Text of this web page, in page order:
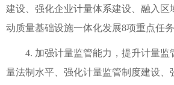
建设、强化企业计量体系建设、融入区
动质量基础设施一体化发展8项重点任务
4. 加强计量监管能力，提升计量监
量法制水平、强化计量监管制度建设、